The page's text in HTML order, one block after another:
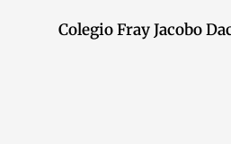
Colegio Fray Jacobo